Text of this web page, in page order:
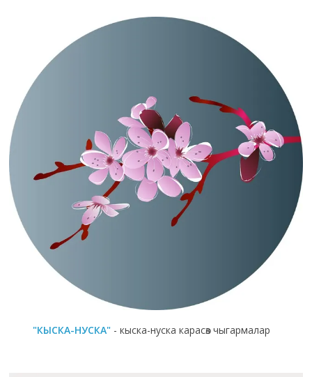
"КЫСКА-НУСКА" - кыска-нуска карасөз чыгармалар